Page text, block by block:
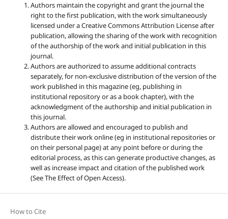
Authors maintain the copyright and grant the journal the
right to the first publication, with the work simultaneously
licensed under a Creative Commons Attribution License after
publication, allowing the sharing of the work with recognition
of the authorship of the work and initial publication in this
journal.
Authors are authorized to assume additional contracts
separately, for non-exclusive distribution of the version of the
work published in this magazine (eg, publishing in
institutional repository or as a book chapter), with the
acknowledgment of the authorship and initial publication in
this journal.
Authors are allowed and encouraged to publish and
distribute their work online (eg in institutional repositories or
on their personal page) at any point before or during the
editorial process, as this can generate productive changes, as
well as increase impact and citation of the published work
(See The Effect of Open Access).
How to Cite